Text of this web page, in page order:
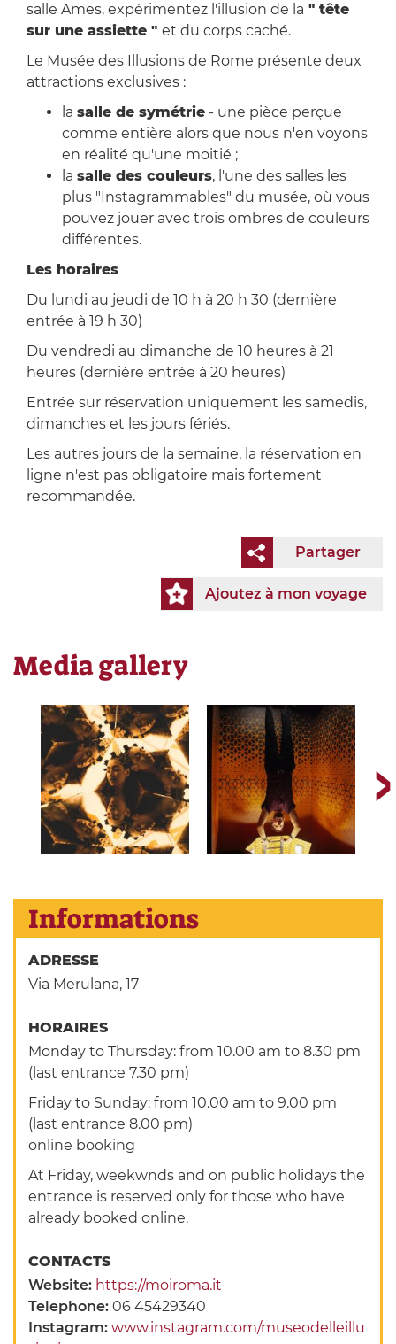
salle Ames, expérimentez l'illusion de la " tête
sur une assiette " et du corps caché.
Le Musée des Illusions de Rome présente deux
attractions exclusives :
la salle de symétrie- une pièce perçue
comme entière alors que nous n'en voyons
en réalité qu'une moitié ;
la salle des couleurs, l'une des salles les
plus "Instagrammables" du musée, où vous
pouvez jouer avec trois ombres de couleurs
différentes.
Les horaires
Du lundi au jeudi de 10 h à 20 h 30 (dernière
entrée à 19 h 30)
Du vendredi au dimanche de 10 heures à 21
heures (dernière entrée à 20 heures)
Entrée sur réservation uniquement les samedis,
dimanches et les jours fériés.
Les autres jours de la semaine, la réservation en
ligne n'est pas obligatoire mais fortement
recommandée.
Partager
Ajoutez à mon voyage
Media gallery
Informations
ADRESSE
Via Merulana, 17
HORAIRES
Monday to Thursday: from 10.00 am to 8.30 pm
(last entrance 7.30 pm)
Friday to Sunday: from 10.00 am to 9.00 pm
(last entrance 8.00 pm)
online booking
At Friday, weekwnds and on public holidays the
entrance is reserved only for those who have
already booked online.
CONTACTS
Website: https://moiroma.it
Telephone:06 45429340
Instagram:www.instagram.com/museodelleillu